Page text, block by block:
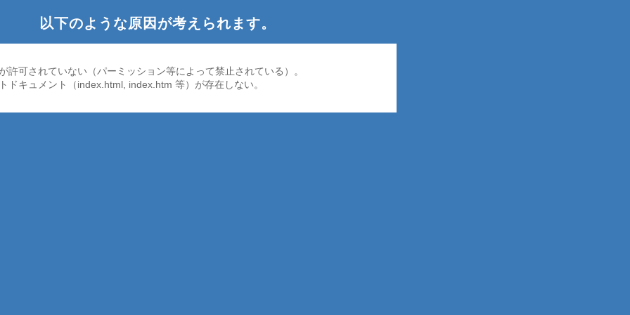
以下のような原因が考えられます。
許可されていない（パーミッション等によって禁止されている）。
ドキュメント（index.html, index.htm 等）が存在しない。